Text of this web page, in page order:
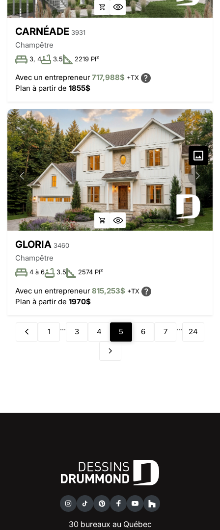
CARNÉADE 3931
Champêtre
3, 4 3.5 2219 PI²
Avec un entrepreneur717,988$ +TX
Plan à partir de 1855$
GLORIA 3460
Champêtre
4 à 6 3.5 2574 PI²
Avec un entrepreneur815,253$ +TX
Plan à partir de 1970$
1 ... 3 4 5 6 7 ... 24
30 bureaux au Québec